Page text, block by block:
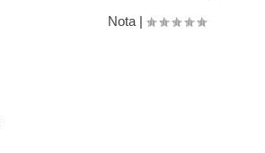
Nota|